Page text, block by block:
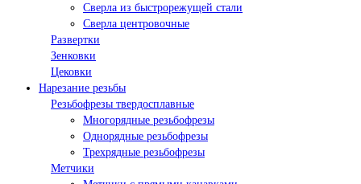
Сверла из быстрорежущей стали
Сверла центровочные
Развертки
Зенковки
Цековки
Нарезание резьбы
Резьбофрезы твердосплавные
Многорядные резьбофрезы
Однорядные резьбофрезы
Трехрядные резьбофрезы
Метчики